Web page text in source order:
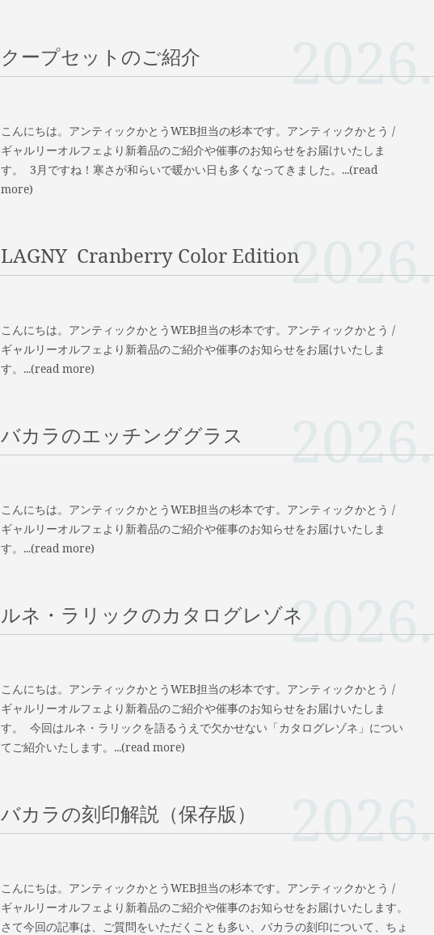
2026.
クープセットのご紹介
こんにちは。アンティックかとうWEB担当の杉本です。アンティックかとう /
ギャルリーオルフェより新着品のご紹介や催事のお知らせをお届けいたしま
す。 3月ですね！寒さが和らいで暖かい日も多くなってきました。...(read
more)
2026.
LAGNY Cranberry Color Edition
こんにちは。アンティックかとうWEB担当の杉本です。アンティックかとう /
ギャルリーオルフェより新着品のご紹介や催事のお知らせをお届けいたしま
す。...(read more)
2026.
バカラのエッチンググラス
こんにちは。アンティックかとうWEB担当の杉本です。アンティックかとう /
ギャルリーオルフェより新着品のご紹介や催事のお知らせをお届けいたしま
す。...(read more)
2026.
ルネ・ラリックのカタログレゾネ
こんにちは。アンティックかとうWEB担当の杉本です。アンティックかとう /
ギャルリーオルフェより新着品のご紹介や催事のお知らせをお届けいたしま
す。 今回はルネ・ラリックを語るうえで欠かせない「カタログレゾネ」につい
てご紹介いたします。...(read more)
2026.
バカラの刻印解説（保存版）
こんにちは。アンティックかとうWEB担当の杉本です。アンティックかとう /
ギャルリーオルフェより新着品のご紹介や催事のお知らせをお届けいたします。
さて今回の記事は、ご質問をいただくことも多い、バカラの刻印について、ちょ